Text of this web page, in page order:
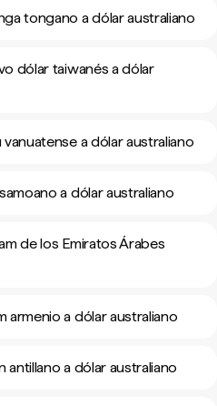
tongano a dólar australiano
dólar taiwanés a dólar
a dólar australiano
a dólar australiano
de los Emiratos Árabes
armenio a dólar australiano
a dólar australiano